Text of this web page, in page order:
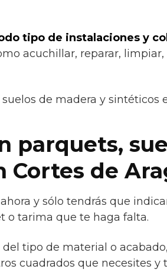
tipo de instalaciones y
acuchillar, reparar, limpiar,
de madera y sintéticos
parquets,
Cortes de
y sólo tendrás que
o tarima que te haga falta.
tipo de material o
cuadrados que necesites y